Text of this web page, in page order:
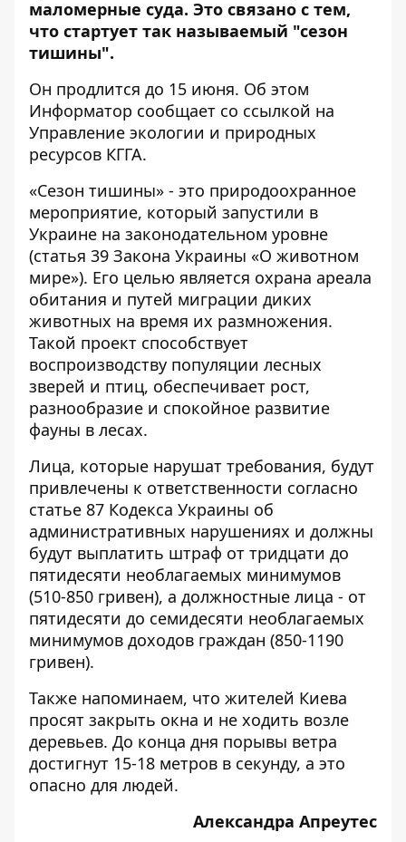
маломерные суда. Это связано с тем,
что стартует так называемый "сезон
тишины".
Он продлится до 15 июня. Об этом
Информатор сообщает со ссылкой на
Управление экологии и природных
ресурсов КГГА.
«Сезон тишины» - это природоохранное
мероприятие, который запустили в
Украине на законодательном уровне
(статья 39 Закона Украины «О животном
мире»). Его целью является охрана ареала
обитания и путей миграции диких
животных на время их размножения.
Такой проект способствует
воспроизводству популяции лесных
зверей и птиц, обеспечивает рост,
разнообразие и спокойное развитие
фауны в лесах.
Лица, которые нарушат требования, будут
привлечены к ответственности согласно
статье 87 Кодекса Украины об
административных нарушениях и должны
будут выплатить штраф от тридцати до
пятидесяти необлагаемых минимумов
(510-850 гривен), а должностные лица - от
пятидесяти до семидесяти необлагаемых
минимумов доходов граждан (850-1190
гривен).
Также напоминаем, что жителей Киева
просят закрыть окна и не ходить возле
деревьев. До конца дня порывы ветра
достигнут 15-18 метров в секунду, а это
опасно для людей.
Александра Апреутес